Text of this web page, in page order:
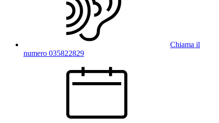
Chiama il
numero 035822829